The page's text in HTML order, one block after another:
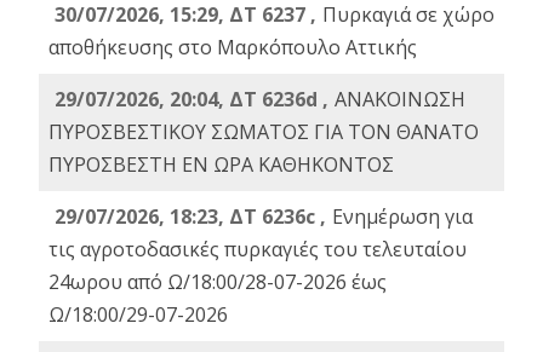
30/07/2026, 15:29, ΔΤ 6237 , Πυρκαγιά σε χώρο
αποθήκευσης στο Μαρκόπουλο Αττικής
29/07/2026, 20:04, ΔΤ 6236d , ΑΝΑΚΟΙΝΩΣΗ
ΠΥΡΟΣΒΕΣΤΙΚΟΥ ΣΩΜΑΤΟΣ ΓΙΑ ΤΟΝ ΘΑΝΑΤΟ
ΠΥΡΟΣΒΕΣΤΗ ΕΝ ΩΡΑ ΚΑΘΗΚΟΝΤΟΣ
29/07/2026, 18:23, ΔΤ 6236c , Ενημέρωση για
τις αγροτοδασικές πυρκαγιές του τελευταίου
24ωρου από Ω/18:00/28-07-2026 έως
Ω/18:00/29-07-2026